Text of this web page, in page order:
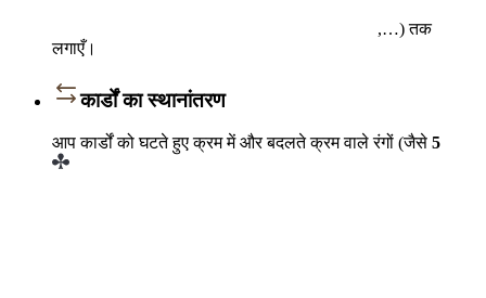
,…) तक
लगाएँ।
कार्डों का स्थानांतरण
आप कार्डों को घटते हुए क्रम में और बदलते क्रम वाले रंगों (जैसे 5